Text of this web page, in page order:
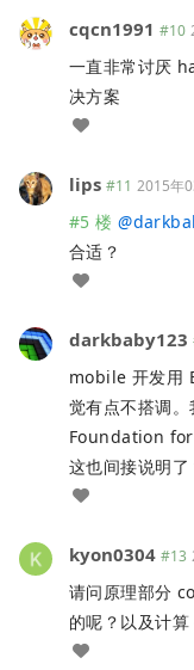
cqcn1991 #10
一直非常讨厌
决方案
lips #11 2015年
#5 楼 @
合适？
darkbaby123
mobile 开发用
觉有点不搭调
Foundation
这也间接说明
kyon0304 #13
请问原理部分
的呢？以及计